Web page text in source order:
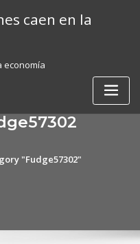
caen en la
economía
"Fudge57302"